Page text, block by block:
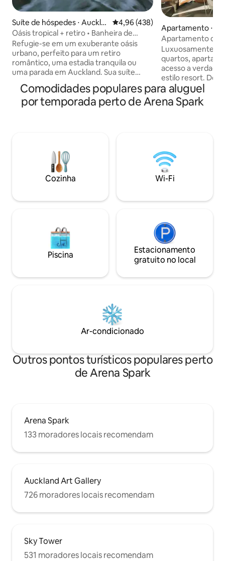
Suíte de hóspedes ⋅ Auckla
nd
4,96 de uma avaliação média de
4,96 (438)
Oásis tropical + retiro • Banheira de
hidromassagem • Estufa
Refugie-se em um exuberante oásis
urbano, perfeito para um retiro
romântico, uma estadia tranquila ou
uma parada em Auckland. Sua suíte
privativa de hóspedes conta com uma
cama queen size, banheiro privativo
com chuveiro com box, utensílios para
fazer chá e café e uma varanda com
conto de fadas e TV, à banheira de
hidromassagem ao ar livre, ao chuveiro
aquecido ao ar livre e ao putting green,
criando um espaço único para relaxar e
min para CBD
Apartamento ⋅
Apartamento de
Nova York com
espaçoso
Luxuosamente
quartos,
acesso a
estilo resort.
melhores
com vistas
Espaçoso e
academias,
interna e piscina
hidromassagem/
para desfrutar! Pessoalmente de
Gwynne e
Comodidades populares para aluguel
por temporada perto de Arena Spark
Cozinha Wi-Fi
Piscina
Estacionamento
gratuito no local
Ar-condicionado
Outros pontos turísticos populares perto
de Arena Spark
Arena Spark
133 moradores locais recomendam
Auckland Art Gallery
726 moradores locais recomendam
Sky Tower
531 moradores locais recomendam